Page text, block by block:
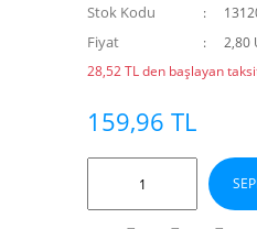
Stok Kodu
Fiyat
2,80
28,52 TL den başlayan
159,96 TL